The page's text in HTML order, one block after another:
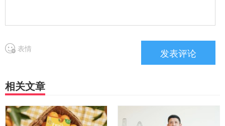
表情
相关文章